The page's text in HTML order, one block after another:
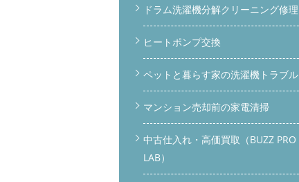
ドラム洗濯機分解クリーニング修理
ヒートポンプ交換
ペットと暮らす家の洗濯機トラブル
マンション売却前の家電清掃
中古仕入れ・高価買取（BUZZ PRO
LAB）